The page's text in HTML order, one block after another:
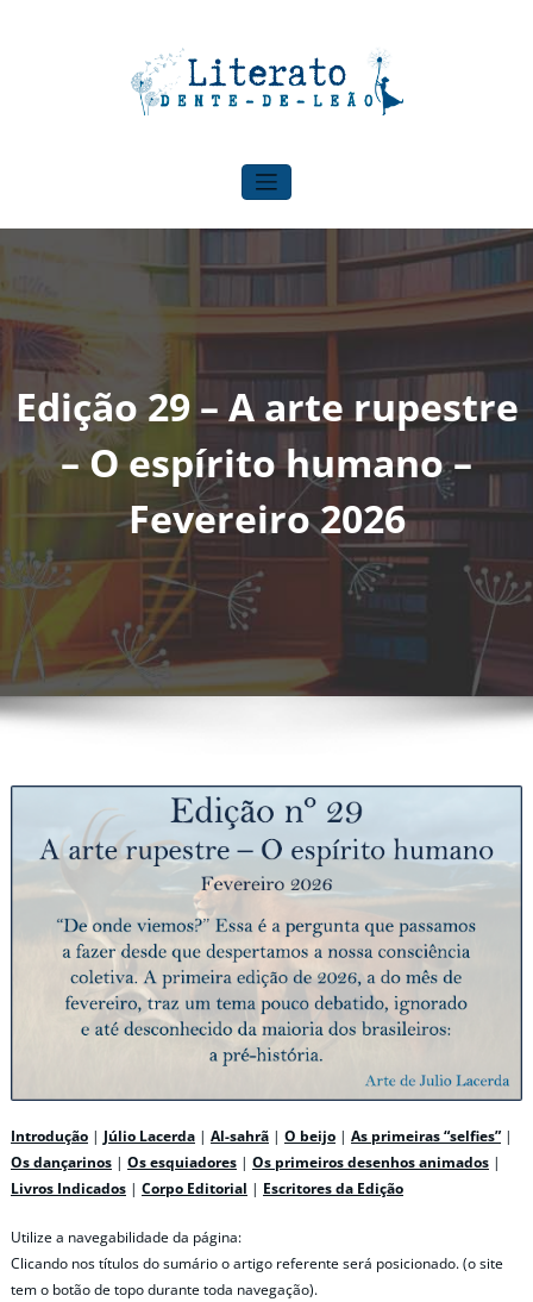
Literato Dente-de-leão
Edição 29 – A arte rupestre
– O espírito humano –
Fevereiro 2026
Introdução | Júlio Lacerda | Al-sahrã | O beijo | As primeiras “selfies” |
Os dançarinos | Os esquiadores | Os primeiros desenhos animados |
Livros Indicados | Corpo Editorial | Escritores da Edição
Utilize a navegabilidade da página:
Clicando nos títulos do sumário o artigo referente será posicionado. (o site
tem o botão de topo durante toda navegação).